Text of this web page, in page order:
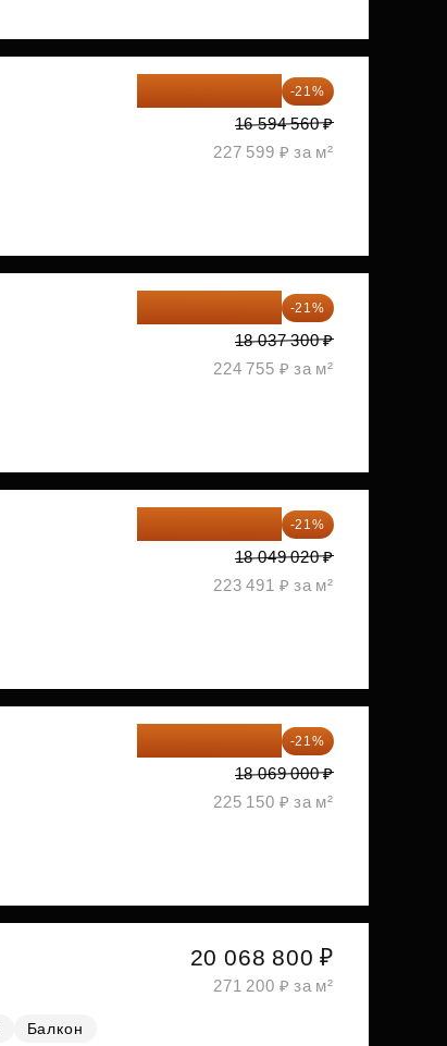
-21%
16 594 560 ₽
227 599 ₽ за м²
-21%
18 037 300 ₽
224 755 ₽ за м²
-21%
18 049 020 ₽
223 491 ₽ за м²
-21%
18 069 000 ₽
225 150 ₽ за м²
Балкон
20 068 800 ₽
271 200 ₽ за м²